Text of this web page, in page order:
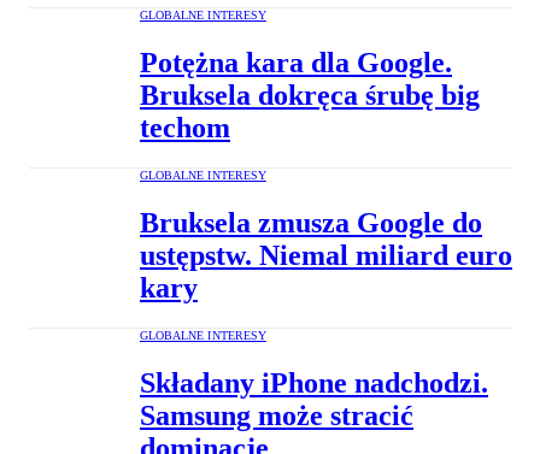
GLOBALNE INTERESY
Potężna kara dla Google.
Bruksela dokręca śrubę big
techom
GLOBALNE INTERESY
Bruksela zmusza Google do
ustępstw. Niemal miliard euro
kary
GLOBALNE INTERESY
Składany iPhone nadchodzi.
Samsung może stracić